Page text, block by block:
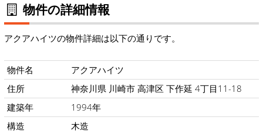
物件の詳細情報
アクアハイツの物件詳細は以下の通りです。
物件名
アクアハイツ
住所
神奈川県 川崎市 高津区 下作延 4丁目11-18
建築年
1994年
構造
木造